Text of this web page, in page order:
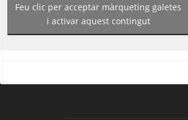
https://www.facebook.com/guiadereus/
Feu clic per acceptar màrqueting galetes
i activar aquest contingut